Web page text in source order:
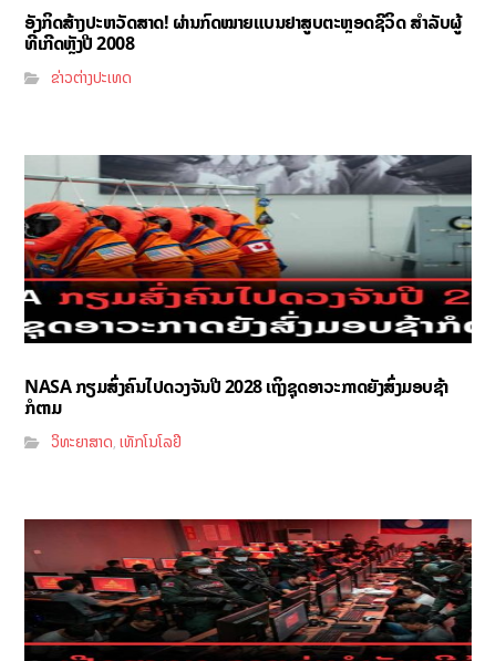
ອັງກິດສ້າງປະຫວັດສາດ! ຜ່ານກົດໝາຍແບນຢາສູບຕະຫຼອດຊີວິດ ສຳລັບຜູ້
ທີ່ເກີດຫຼັງປີ 2008
ຂ່າວຕ່າງປະເທດ
NASA ກຽມສົ່ງຄົນໄປດວງຈັນປີ 2028 ເຖິງຊຸດອາວະກາດຍັງສົ່ງມອບຊ້າ
ກໍຕາມ
ວິທະຍາສາດ,ເທັກໂນໂລຢີ